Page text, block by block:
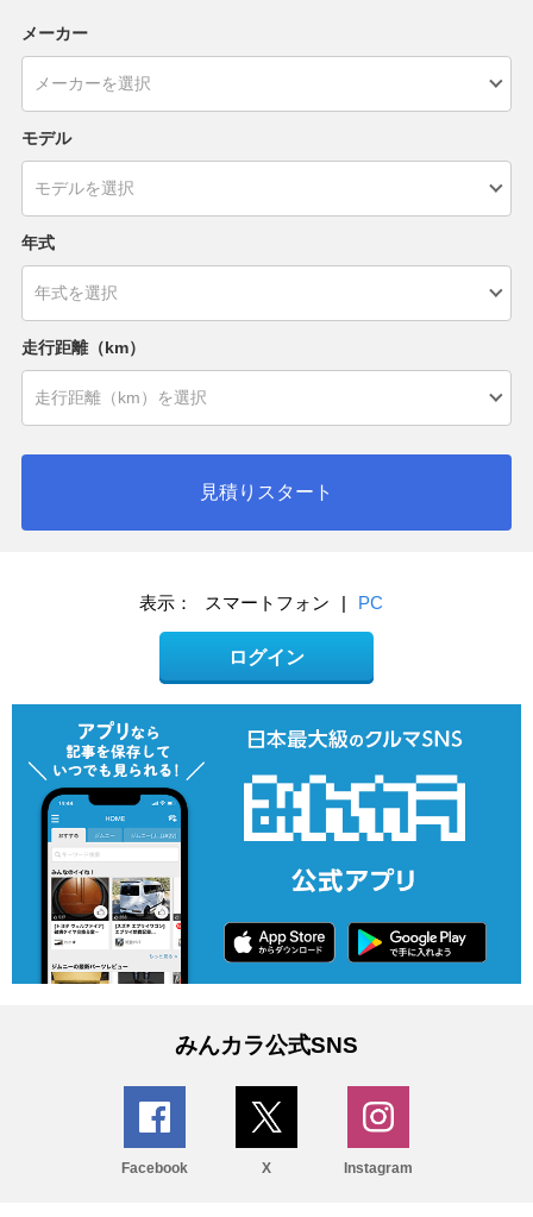
メーカー
モデル
年式
走行距離（km）
見積りスタート
表示： スマートフォン | PC
ログイン
みんカラ公式SNS
Facebook X Instagram